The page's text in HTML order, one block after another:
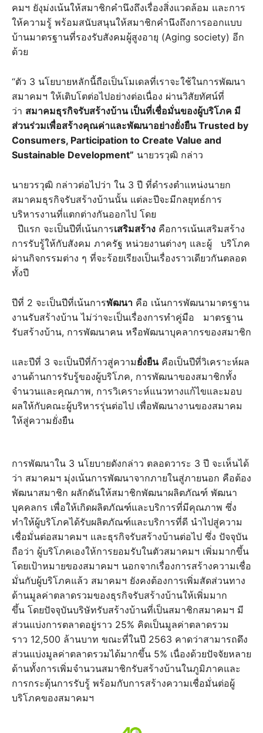
คมฯ ยังุม่งเน้นให้สมาชิกคำนึงถึงเรื่องสิ่งแวดล้อม และการ
ให้ความรู้ พร้อมสนับสนุนให้สมาชิกคำนึงถึงการออกแบบ
บ้านมาตรฐานที่รองรับสังคมผู้สูงอายุ (Aging society) อีก
ด้วย
“ตัว 3 นโยบายหลักนี้ถือเป็นโมเดลที่เราจะใช้ในการพัฒนา
สมาคมฯ ให้เติบโตต่อไปอย่างต่อเนื่อง ผ่านวิสัยทัศน์ที่
ว่า สมาคมธุรกิจรับสร้างบ้าน เป็นที่เชื่อมั่นของผู้บริโภค มี
ส่วนร่วมเพื่อสร้างคุณค่าและพัฒนาอย่างยั่งยืนTrusted by
Consumers, Participation to Create Value and
Sustainable Development” นายวรวุฒิ กล่าว
นายวรวุฒิ กล่าวต่อไปว่า ใน 3 ปี ที่ดำรงตำแหน่งนายก
สมาคมธุรกิจรับสร้างบ้านนั้น แต่ละปีจะมีกลยุทธ์การ
บริหารงานที่แตกต่างกันออกไป โดย
ปีแรก จะเป็นปีที่เน้นการเสริมสร้าง คือการเน้นเสริมสร้าง
การรับรู้ให้กับสังคม ภาครัฐ หน่วยงานต่างๆ และผู้ บริโภค
ผ่านกิจกรรมต่าง ๆ ที่จะร้อยเรียงเป็นเรื่องราวเดียวกันตลอด
ทั้งปี
ปีที่ 2 จะเป็นปีที่เน้นการพัฒนา คือ เน้นการพัฒนามาตรฐาน
งานรับสร้างบ้าน ไม่ว่าจะเป็นเรื่องการทำคู่มือ มาตรฐาน
รับสร้างบ้าน, การพัฒนาคน หรือพัฒนาบุคลากรของสมาชิก
และปีที่ 3 จะเป็นปีที่ก้าวสู่ความยั่งยืนคือเป็นปีที่วิเคราะห์ผล
งานด้านการรับรู้ของผู้บริโภค, การพัฒนาของสมาชิกทั้ง
จำนวนและคุณภาพ, การวิเคราะห์แนวทางแก้ไขและมอบ
ผลให้กับคณะผู้บริหารรุ่นต่อไป เพื่อพัฒนางานของสมาคม
ให้สู่ความยั่งยืน
การพัฒนาใน 3 นโยบายดังกล่าว ตลอดวาระ 3 ปี จะเห็นได้
ว่า สมาคมฯ มุ่งเน้นการพัฒนาจากภายในสู่ภายนอก คือต้อง
พัฒนาสมาชิก ผลักดันให้สมาชิกพัฒนาผลิตภัณฑ์ พัฒนา
บุคคลกร เพื่อให้เกิดผลิตภัณฑ์และบริการที่มีคุณภาพ ซึ่ง
ทำให้ผู้บริโภคได้รับผลิตภัณฑ์และบริการที่ดี นำไปสู่ความ
เชื่อมั่นต่อสมาคมฯ และธุรกิจรับสร้างบ้านต่อไป ซึ่ง ปัจจุบัน
ถือว่า ผู้บริโภคเองให้การยอมรับในตัวสมาคมฯ เพิ่มมากขึ้น
โดยเป้าหมายของสมาคมฯ นอกจากเรื่องการสร้างความเชื่อ
มั่นกับผู้บริโภคแล้ว สมาคมฯ ยังคงต้องการเพิ่มสัดส่วนทาง
ด้านมูลค่าตลาดรวมของธุรกิจรับสร้างบ้านให้เพิ่มมาก
ขึ้น โดยปัจจุบันบริษัทรับสร้างบ้านที่เป็นสมาชิกสมาคมฯ มี
ส่วนแบ่งการตลาดอยู่ราว 25% คิดเป็นมูลค่าตลาดรวม
ราว 12,500 ล้านบาท ขณะที่ในปี 2563 คาดว่าสามารถดึง
ส่วนแบ่งมูลค่าตลาดรวมได้มากขึ้น 5% เนื่องด้วยปัจจัยหลาย
ด้านทั้งการเพิ่มจำนวนสมาชิกรับสร้างบ้านในภูมิภาคและ
การกระตุ้นการรับรู้ พร้อมกับการสร้างความเชื่อมั่นต่อผู้
บริโภคของสมาคมฯ